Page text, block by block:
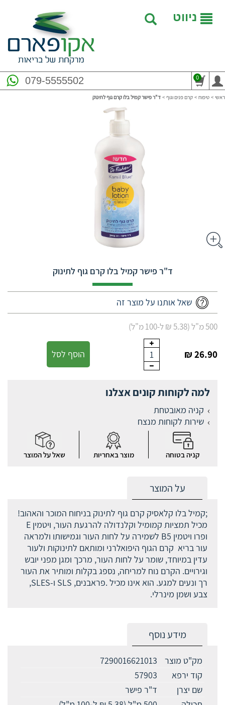
ניווט
079-5555502 0
ראשי > טיפוח > קרם פנים וגוף > ד"ר פישר קמיל בלו קרם גוף לתינוק
ד"ר פישר קמיל בלו קרם גוף לתינוק
שאל אותנו על מוצר זה
500 מ"ל (5.38 ₪ ל-100 מ"ל)
26.90 ₪
1 הוסף לסל
למה לקוחות קונים אצלנו
קניה מאובטחת
שירות לקוחות מנצח
קניה בטוחה מוצר באחריות שאל על המוצר
על המוצר
;קמיל בלו קלאסיק קרם גוף לתינוק בניחוח המוכר והאהוב!
מכיל תמציות קמומיל וקלנדולה להרגעת העור, ויטמין E
ופרו ויטמין B5 לשמירה על לחות העור וגמישותו ולמראה
עור בריא קרם הגוף היפואלרני ומותאם לתינוקות ולעור
עדין במיוחד, שומר על לחות העור, מרכך ומגן מפני יובש
וגירויים. הקרם נוח למריחה, נספג בקלות ומותיר את העור
רך ונעים למגע. הוא אינו מכיל .פראבנים, SLS ו-SLES,
צבע ושמן מינרלי.
מידע נוסף
מק"ט מוצר
7290016621013
קוד ירפא
57903
שם יצרן
ד"ר פישר